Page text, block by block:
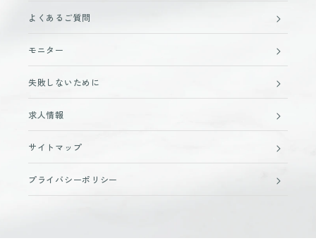
よくあるご質問
モニター
失敗しないために
求人情報
サイトマップ
プライバシーポリシー